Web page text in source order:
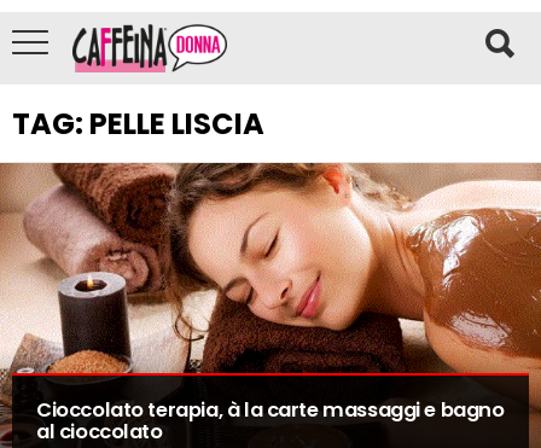
TAG: PELLE LISCIA
Cioccolato terapia, à la carte massaggi e bagno
al cioccolato